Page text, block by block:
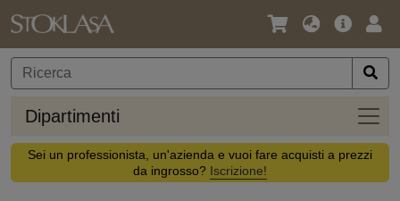
Lingua
Valuta
Offerta
Dipartimenti
Sei un professionista, un'azienda e vuoi fare acquisti a prezzi
da ingrosso? Iscrizione!